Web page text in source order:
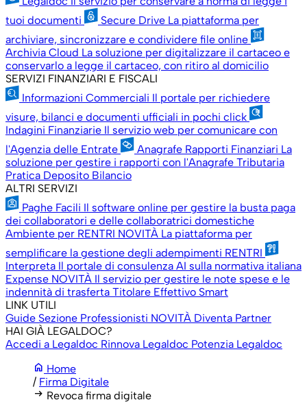
tuoi documenti
Secure Drive La piattaforma per
archiviare, sincronizzare e condividere file online
Archivia Cloud La soluzione per digitalizzare il cartaceo e
conservarlo a legge il cartaceo, con ritiro al domicilio
SERVIZI FINANZIARI E FISCALI
Informazioni Commerciali Il portale per richiedere
visure, bilanci e documenti ufficiali in pochi click
Indagini Finanziarie Il servizio web per comunicare con
l'Agenzia delle Entrate
Anagrafe Rapporti Finanziari La
soluzione per gestire i rapporti con l'Anagrafe Tributaria
Pratica Deposito Bilancio
ALTRI SERVIZI
Paghe Facili Il software online per gestire la busta paga
dei collaboratori e delle collaboratrici domestiche
Ambiente per RENTRI NOVITÀ La piattaforma per
semplificare la gestione degli adempimenti RENTRI
Interpreta Il portale di consulenza AI sulla normativa italiana
Expense NOVITÀ Il servizio per gestire le note spese e le
indennità di trasferta Titolare Effettivo Smart
LINK UTILI
Guide Sezione Professionisti NOVITÀ Diventa Partner
HAI GIÀ LEGALDOC?
Accedi a Legaldoc Rinnova Legaldoc Potenzia Legaldoc
home Home
/ Firma Digitale
arrow_right_alt Revoca firma digitale